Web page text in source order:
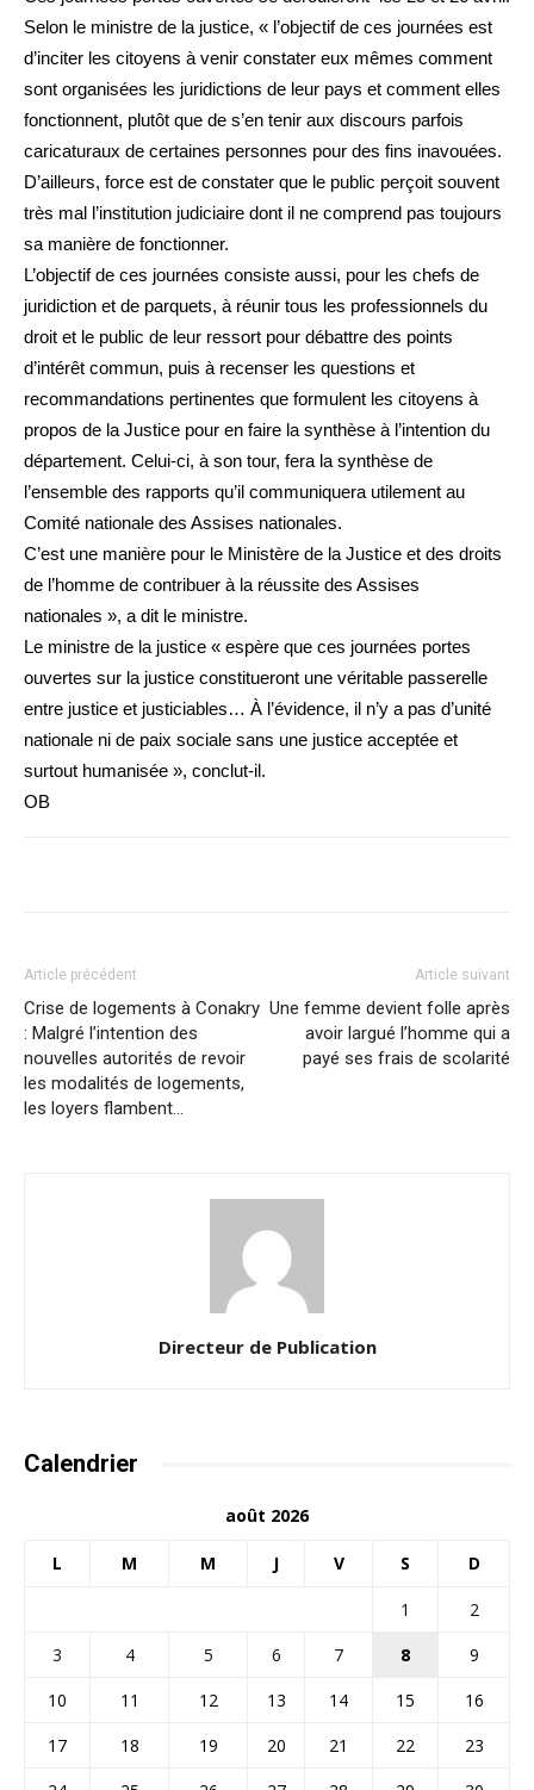
Selon le ministre de la justice, « l’objectif de ces journées est
d’inciter les citoyens à venir constater eux mêmes comment
sont organisées les juridictions de leur pays et comment elles
fonctionnent, plutôt que de s’en tenir aux discours parfois
caricaturaux de certaines personnes pour des fins inavouées.
D’ailleurs, force est de constater que le public perçoit souvent
très mal l’institution judiciaire dont il ne comprend pas toujours
sa manière de fonctionner.
L’objectif de ces journées consiste aussi, pour les chefs de
juridiction et de parquets, à réunir tous les professionnels du
droit et le public de leur ressort pour débattre des points
d’intérêt commun, puis à recenser les questions et
recommandations pertinentes que formulent les citoyens à
propos de la Justice pour en faire la synthèse à l’intention du
département. Celui-ci, à son tour, fera la synthèse de
l’ensemble des rapports qu’il communiquera utilement au
Comité nationale des Assises nationales.
C’est une manière pour le Ministère de la Justice et des droits
de l’homme de contribuer à la réussite des Assises
nationales », a dit le ministre.
Le ministre de la justice « espère que ces journées portes
ouvertes sur la justice constitueront une véritable passerelle
entre justice et justiciables… À l’évidence, il n’y a pas d’unité
nationale ni de paix sociale sans une justice acceptée et
surtout humanisée », conclut-il.
OB
Article précédent
Crise de logements à Conakry
: Malgré l’intention des
nouvelles autorités de revoir
les modalités de logements,
les loyers flambent…
Article suivant
Une femme devient folle après
avoir largué l’homme qui a
payé ses frais de scolarité
Directeur de Publication
Calendrier
août 2026
L M M J V S D
1
2
3
4 5 6 7 8
9
10
11 12 13 14 15
16
17
18 19 20 21 22
23